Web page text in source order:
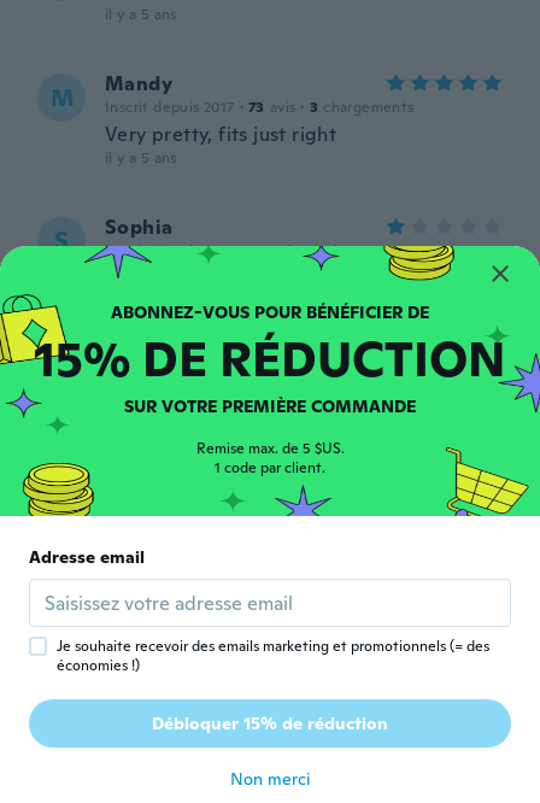
il y a 5 ans
M Mandy
Inscrit depuis 2017 · 73 avis · 3 chargements
Very pretty, fits just right
il y a 5 ans
S Sophia
Inscrit depuis 2015 · 32 avis · 9 chargements
Very weak wore it and the chain clasp
broke on the first day very disappointed
because it is very beautiful
il y a 5 ans
N Nazneen
M Inscrit depuis 2018
Pretty
il y a 5 ans
S Sharron
Inscrit depuis 2016 · 33 avis · 4 chargements
Lovely item
15% DE RÉDUCTION
SUR VOTRE PREMIÈRE COMMANDE
Remise max. de 5 $US.
1 code par client.
Adresse email
Je souhaite recevoir des emails marketing et promotionnels (= des
économies !)
Débloquer 15% de réduction
Non merci